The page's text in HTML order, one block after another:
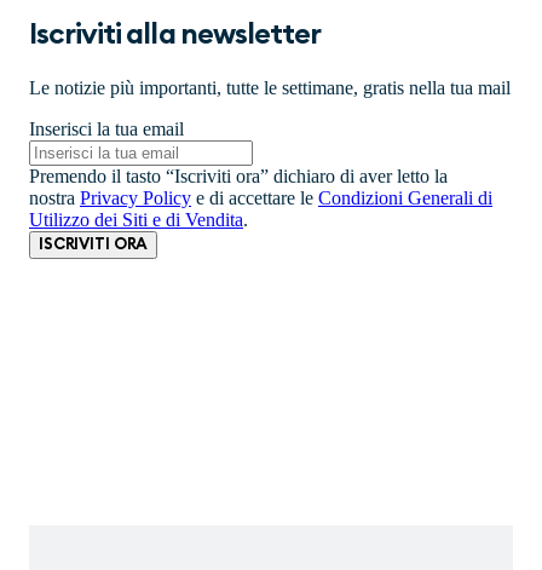
Iscriviti alla newsletter
Le notizie più importanti, tutte le settimane, gratis nella tua mail
Inserisci la tua email
Premendo il tasto “Iscriviti ora” dichiaro di aver letto la
nostra Privacy Policy e di accettare le Condizioni Generali di
Utilizzo dei Siti e di Vendita.
ISCRIVITI ORA